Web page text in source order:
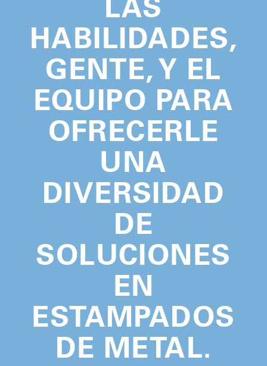
LAS
HABILIDADES,
GENTE, Y EL
EQUIPO PARA
OFRECERLE
UNA
DIVERSIDAD
DE
SOLUCIONES
EN
ESTAMPADOS
DE METAL.